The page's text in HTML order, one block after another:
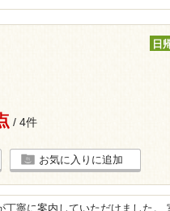
日
/ 4件
お気に入りに追加
寧に案内していただけました。